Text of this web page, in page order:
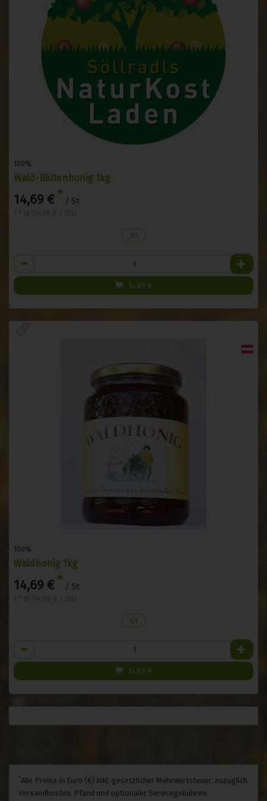
100%
Wald-Blütenhonig 1kg
14,69 € * / St
St
Anzahl
14,69 €
100%
Waldhonig 1kg
14,69 € * / St
St
Anzahl
14,69 €
*Alle Preise in Euro (€) inkl. gesetzlicher Mehrwertsteuer, zuzüglich
Versandkosten, Pfand und optionaler Servicegebühren.